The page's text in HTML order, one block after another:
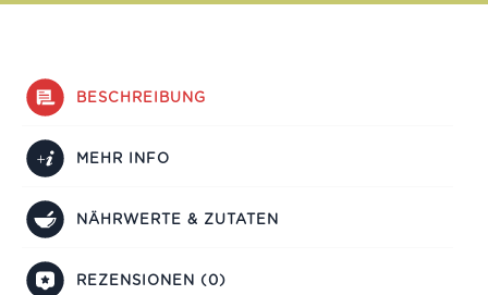
BESCHREIBUNG
MEHR INFO
NÄHRWERTE & ZUTATEN
REZENSIONEN (0)